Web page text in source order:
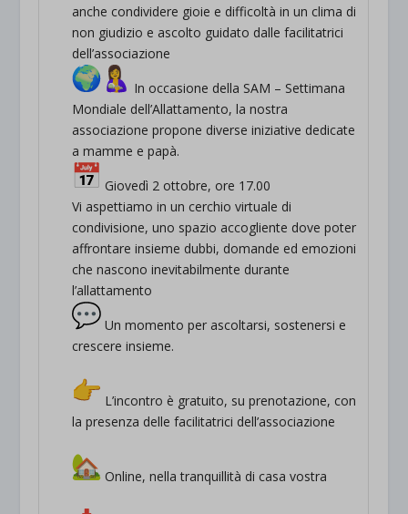
anche condividere gioie e difficoltà in un clima di
non giudizio e ascolto guidato dalle facilitatrici
dell’associazione
In occasione della SAM – Settimana
Mondiale dell’Allattamento, la nostra
associazione propone diverse iniziative dedicate
a mamme e papà.
Giovedì 2 ottobre, ore 17.00
Vi aspettiamo in un cerchio virtuale di
condivisione, uno spazio accogliente dove poter
affrontare insieme dubbi, domande ed emozioni
che nascono inevitabilmente durante
l’allattamento
Un momento per ascoltarsi, sostenersi e
crescere insieme.
L’incontro è gratuito, su prenotazione, con
la presenza delle facilitatrici dell’associazione
Online, nella tranquillità di casa vostra